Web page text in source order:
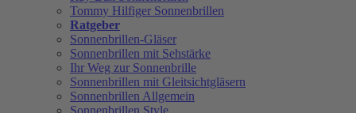
Tommy Hilfiger Sonnenbrillen
Ratgeber
Sonnenbrillen-Gläser
Sonnenbrillen mit Sehstärke
Ihr Weg zur Sonnenbrille
Sonnenbrillen mit Gleitsichtgläsern
Sonnenbrillen Allgemein
Sonnenbrillen Style